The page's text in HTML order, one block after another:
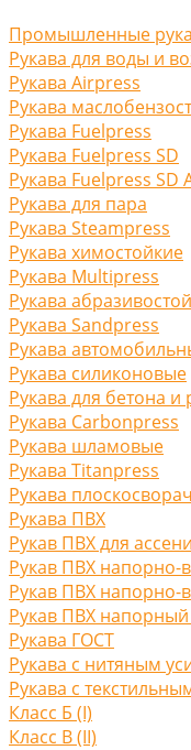
Промышленные
Рукава для воды и
Рукава Airpress
Рукава
Рукава Fuelpress
Рукава Fuelpress SD
Рукава Fuelpress SD
Рукава для пара
Рукава Steampress
Рукава химостойкие
Рукава Multipress
Рукава
Рукава Sandpress
Рукава
Рукава силиконовые
Рукава для бетона и
Рукава Carbonpress
Рукава шламовые
Рукава Titanpress
Рукава
Рукава ПВХ
Рукав ПВХ для
Рукав ПВХ
Рукав ПВХ
Рукав ПВХ
Рукава ГОСТ
Рукава с нитяным
Рукава с
Класс Б (I)
Класс В (II)